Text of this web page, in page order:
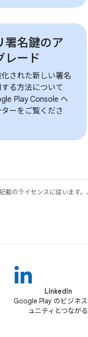
署名鍵のア
レード
された新しい署名
る方法について
Play Console ヘ
ーをご覧くださ
載のライセンスに従います
LinkedIn
Google Play のビジネ
ュニティとつながる